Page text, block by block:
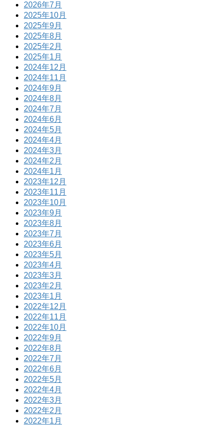
2026年7月
2025年10月
2025年9月
2025年8月
2025年2月
2025年1月
2024年12月
2024年11月
2024年9月
2024年8月
2024年7月
2024年6月
2024年5月
2024年4月
2024年3月
2024年2月
2024年1月
2023年12月
2023年11月
2023年10月
2023年9月
2023年8月
2023年7月
2023年6月
2023年5月
2023年4月
2023年3月
2023年2月
2023年1月
2022年12月
2022年11月
2022年10月
2022年9月
2022年8月
2022年7月
2022年6月
2022年5月
2022年4月
2022年3月
2022年2月
2022年1月